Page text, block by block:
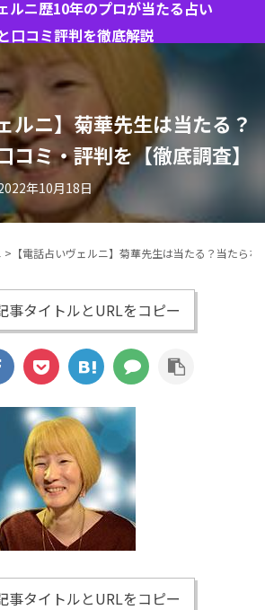
ルニ歴10年のプロが当たる占い
口コミ評判を徹底解説
ルニ】菊華先生は当たる？
コミ・評判を【徹底調査】
年10月18日
> 【電話占いヴェルニ】菊華先生は当たる？当たら
事タイトルとURLをコピー
事タイトルとURLをコピー